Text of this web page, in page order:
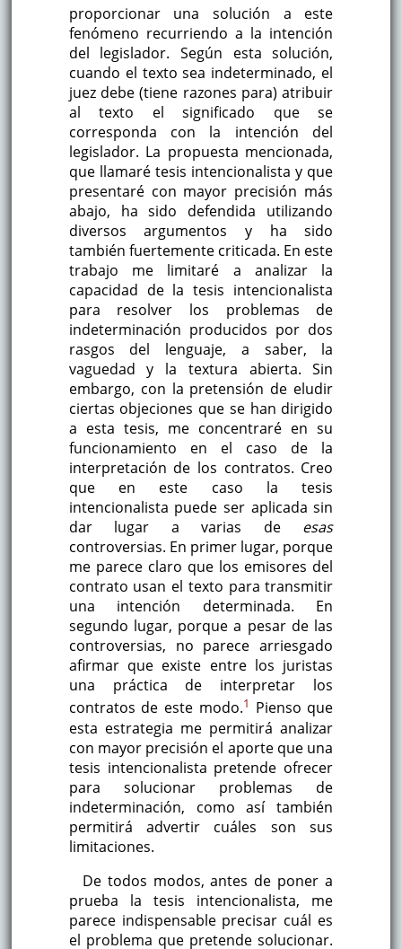
proporcionar una solución a este
fenómeno recurriendo a la intención
del legislador. Según esta solución,
cuando el texto sea indeterminado, el
juez debe (tiene razones para) atribuir
al texto el significado que se
corresponda con la intención del
legislador. La propuesta mencionada,
que llamaré tesis intencionalista y que
presentaré con mayor precisión más
abajo, ha sido defendida utilizando
diversos argumentos y ha sido
también fuertemente criticada. En este
trabajo me limitaré a analizar la
capacidad de la tesis intencionalista
para resolver los problemas de
indeterminación producidos por dos
rasgos del lenguaje, a saber, la
vaguedad y la textura abierta. Sin
embargo, con la pretensión de eludir
ciertas objeciones que se han dirigido
a esta tesis, me concentraré en su
funcionamiento en el caso de la
interpretación de los contratos. Creo
que en este caso la tesis
intencionalista puede ser aplicada sin
dar lugar a varias de esas
controversias. En primer lugar, porque
me parece claro que los emisores del
contrato usan el texto para transmitir
una intención determinada. En
segundo lugar, porque a pesar de las
controversias, no parece arriesgado
afirmar que existe entre los juristas
una práctica de interpretar los
contratos de este modo.1 Pienso que
esta estrategia me permitirá analizar
con mayor precisión el aporte que una
tesis intencionalista pretende ofrecer
para solucionar problemas de
indeterminación, como así también
permitirá advertir cuáles son sus
limitaciones.
De todos modos, antes de poner a
prueba la tesis intencionalista, me
parece indispensable precisar cuál es
el problema que pretende solucionar.